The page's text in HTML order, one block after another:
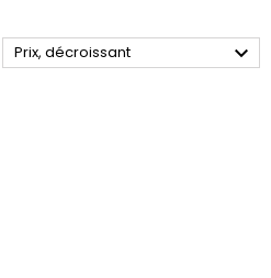
Prix, décroissant 